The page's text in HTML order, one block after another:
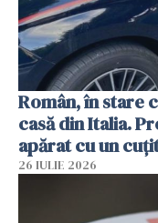
Român, în stare
casă din Italia.
apărat cu un
26 IULIE 2026